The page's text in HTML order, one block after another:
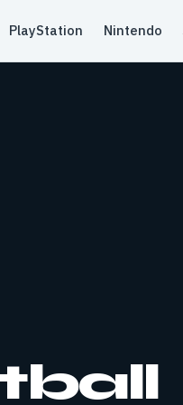
PlayStation Nintendo